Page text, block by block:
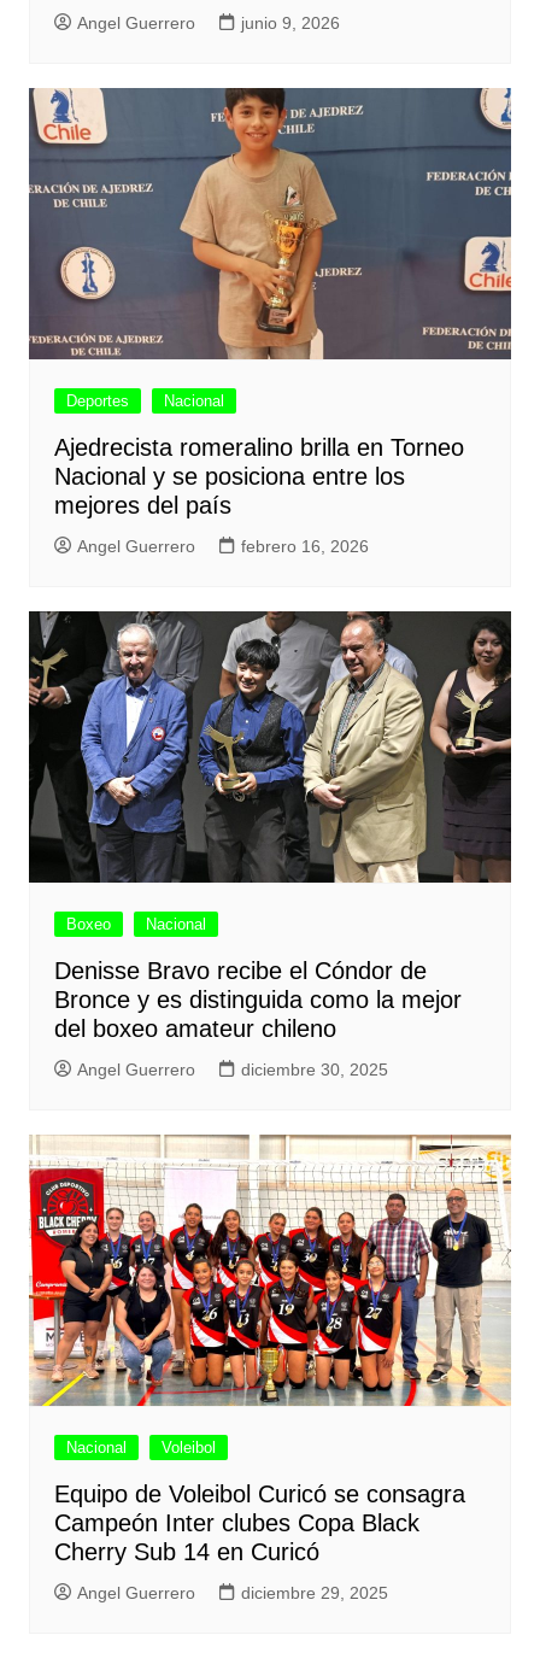
Angel Guerrero junio 9, 2026
Deportes Nacional
Ajedrecista romeralino brilla en Torneo
Nacional y se posiciona entre los
mejores del país
Angel Guerrero febrero 16, 2026
Boxeo Nacional
Denisse Bravo recibe el Cóndor de
Bronce y es distinguida como la mejor
del boxeo amateur chileno
Angel Guerrero diciembre 30, 2025
Nacional Voleibol
Equipo de Voleibol Curicó se consagra
Campeón Inter clubes Copa Black
Cherry Sub 14 en Curicó
Angel Guerrero diciembre 29, 2025